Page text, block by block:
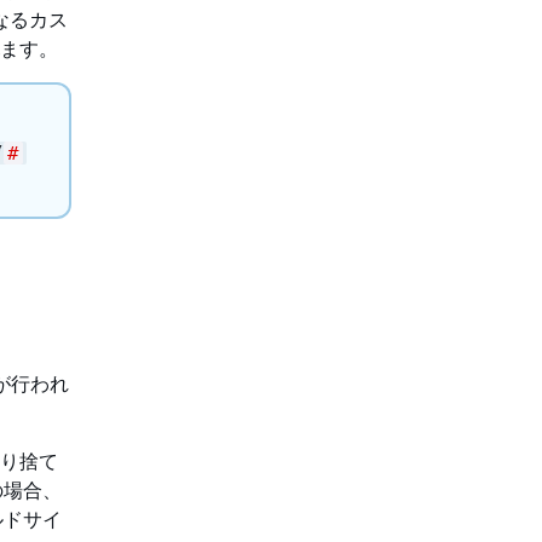
るカス
す。
#
行われ
捨て
合、
サイ